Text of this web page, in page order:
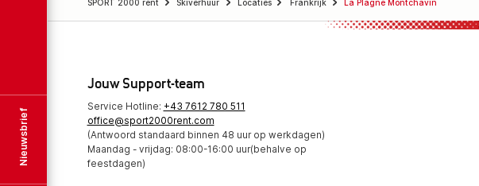
Nieuwsbrief
SPORT 2000 rent Skiverhuur Locaties Frankrijk La Plagne Montchavin
Jouw Support-team
Service Hotline: +43 7612 780 511
office@sport2000rent.com
(Antwoord standaard binnen 48 uur op werkdagen)
Maandag - vrijdag: 08:00-16:00 uur(behalve op
feestdagen)